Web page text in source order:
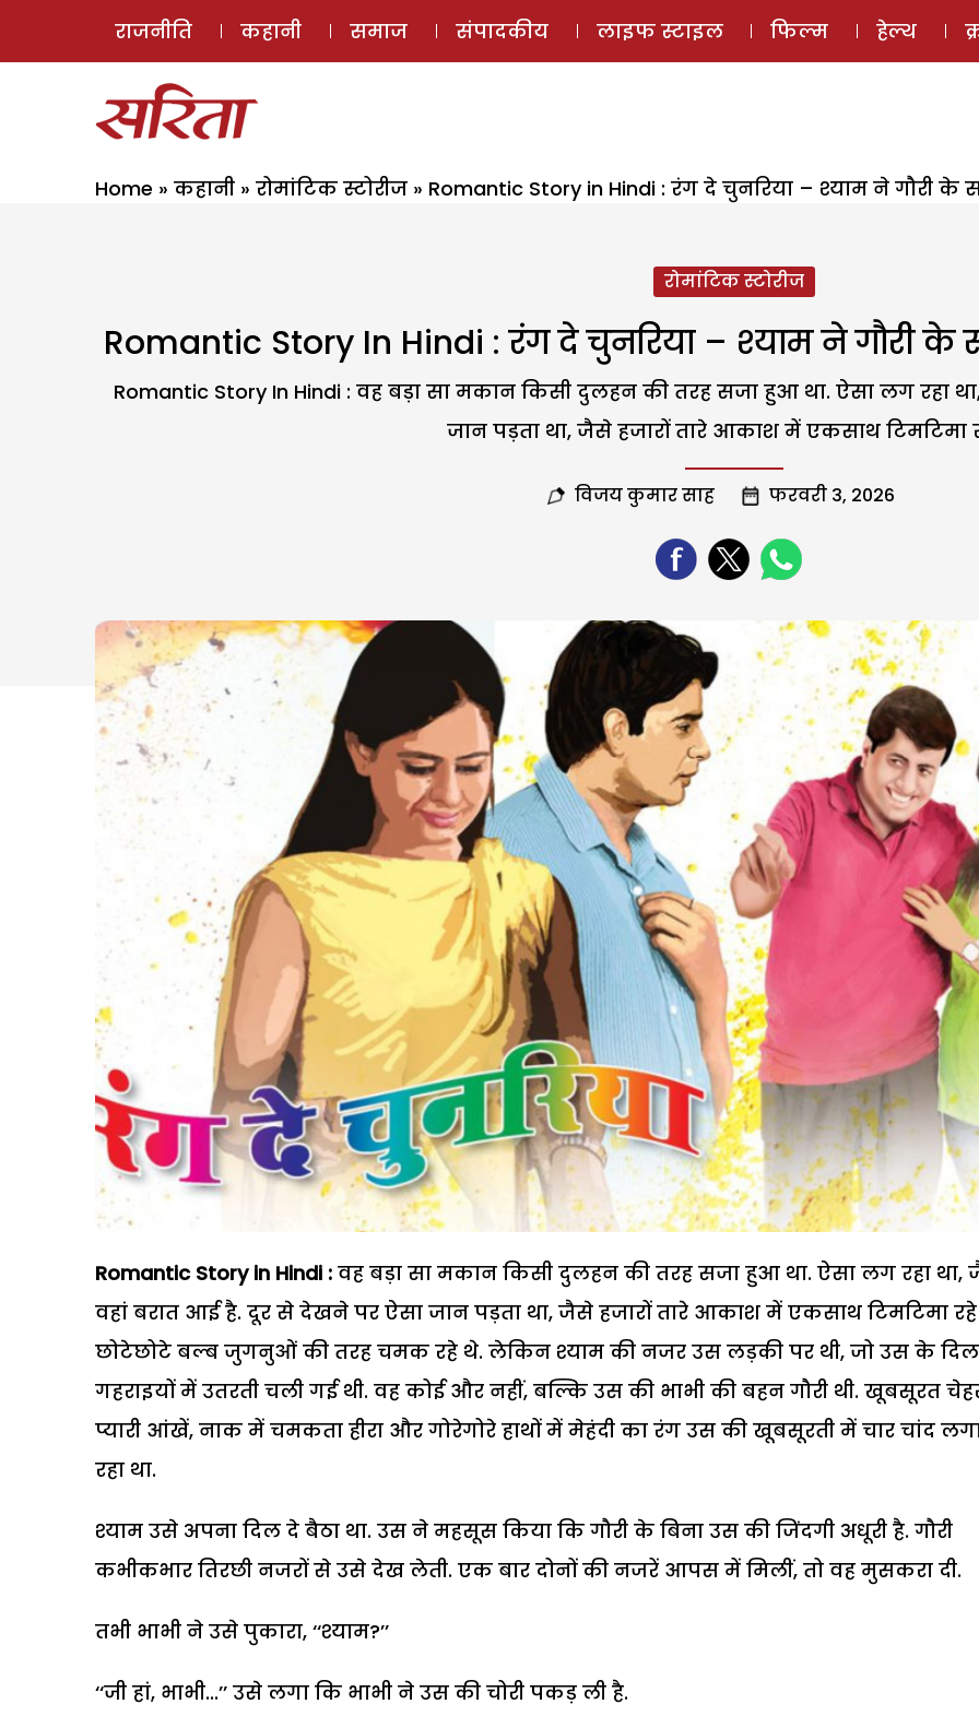
ई-मैगज़ीन
राजनीति कहानी समाज संपादकीय लाइफ स्टाइल फिल्म हेल्थ
Home » कहानी » रोमांटिक स्टोरीज » Romantic Story in Hindi : रंग दे चुनरिया – श्याम ने गौरी के
रोमांटिक स्टोरीज
Romantic Story In Hindi : रंग दे चुनरिया – श्याम ने गौरी के
Romantic Story In Hindi : वह बड़ा सा मकान किसी दुलहन की तरह सजा हुआ था. ऐसा लग रहा
जान पड़ता था, जैसे हजारों तारे आकाश में एकसाथ टिमटिमा
विजय कुमार साह फरवरी 3, 2026
Romantic Story in Hindi : वह बड़ा सा मकान किसी दुलहन की तरह सजा हुआ था. ऐसा लग रहा था,
वहां बरात आई है. दूर से देखने पर ऐसा जान पड़ता था, जैसे हजारों तारे आकाश में एकसाथ टिमटिमा रहे
छोटेछोटे बल्ब जुगनुओं की तरह चमक रहे थे. लेकिन श्याम की नजर उस लड़की पर थी, जो उस के
गहराइयों में उतरती चली गई थी. वह कोई और नहीं, बल्कि उस की भाभी की बहन गौरी थी. खूबसूरत
प्यारी आंखें, नाक में चमकता हीरा और गोरेगोरे हाथों में मेहंदी का रंग उस की खूबसूरती में चार चांद
रहा था.
श्याम उसे अपना दिल दे बैठा था. उस ने महसूस किया कि गौरी के बिना उस की जिंदगी अधूरी है. गौरी
कभीकभार तिरछी नजरों से उसे देख लेती. एक बार दोनों की नजरें आपस में मिलीं, तो वह मुसकरा दी.
तभी भाभी ने उसे पुकारा, ‘‘श्याम?’’
‘‘जी हां, भाभी...’’ उसे लगा कि भाभी ने उस की चोरी पकड़ ली है.